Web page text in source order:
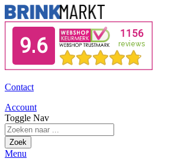
Contact
Account
Toggle Nav
Zoek
Menu